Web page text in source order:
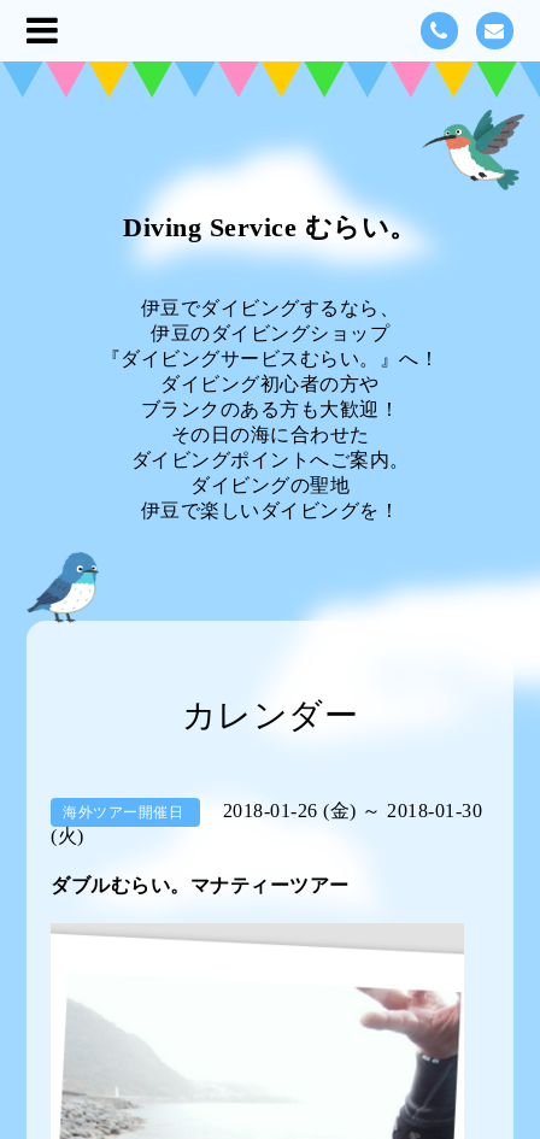
Diving Service むらい。
伊豆でダイビングするなら、
伊豆のダイビングショップ
『ダイビングサービスむらい。』へ！
ダイビング初心者の方や
ブランクのある方も大歓迎！
その日の海に合わせた
ダイビングポイントへご案内。
ダイビングの聖地
伊豆で楽しいダイビングを！
カレンダー
海外ツアー開催日
2018-01-26 (金) ～ 2018-01-30
(火)
ダブルむらい。マナティーツアー